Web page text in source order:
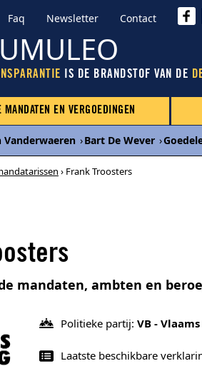
Faq Newsletter Contact
IS DE BRANDSTOF VAN DE
EN VERGOEDINGEN
Vanderwaeren ›Bart De Wever ›
› Frank Troosters
mandaten, ambten en
Politieke partij: VB -
Laatste beschikbare